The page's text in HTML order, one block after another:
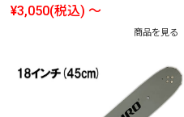
¥3,050(税込) ～
商品を見る